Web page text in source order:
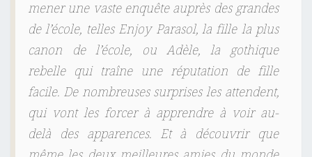
mener une vaste enquête auprès des grandes
de l’école, telles Enjoy Parasol, la fille la plus
canon de l’école, ou Adèle, la gothique
rebelle qui traîne une réputation de fille
facile. De nombreuses surprises les attendent,
qui vont les forcer à apprendre à voir au-
delà des apparences. Et à découvrir que